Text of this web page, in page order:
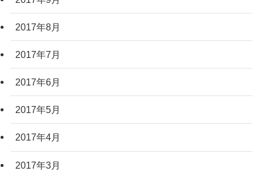
2017年8月
2017年7月
2017年6月
2017年5月
2017年4月
2017年3月